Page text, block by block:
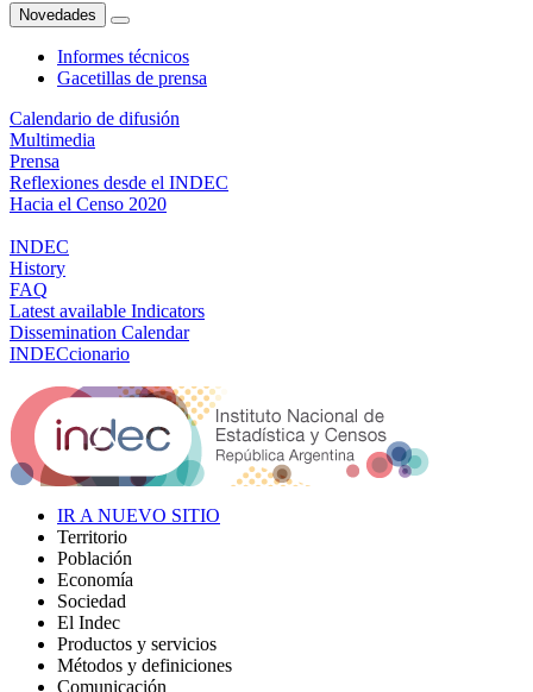
Novedades
Informes técnicos
Gacetillas de prensa
Calendario de difusión
Multimedia
Prensa
Reflexiones desde el INDEC
Hacia el Censo 2020
INDEC
History
FAQ
Latest available Indicators
Dissemination Calendar
INDECcionario
IR A NUEVO SITIO
Territorio
Población
Economía
Sociedad
El Indec
Productos y servicios
Métodos y definiciones
Comunicación